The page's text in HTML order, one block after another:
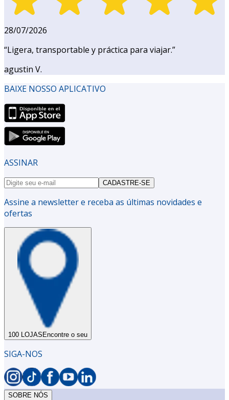
28/07/2026
“Ligera, transportable y práctica para viajar.”
agustin V.
BAIXE NOSSO APLICATIVO
ASSINAR
CADASTRE-SE
Assine a newsletter e receba as últimas novidades e
ofertas
100 LOJAS Encontre o seu
SIGA-NOS
SOBRE NÓS